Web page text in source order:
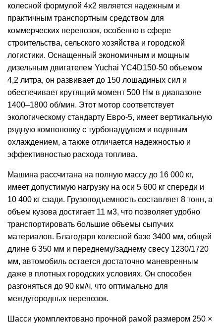
колесной формулой 4х2 является надежным и
практичным транспортным средством для
коммерческих перевозок, особенно в сфере
строительства, сельского хозяйства и городской
логистики. Оснащенный экономичным и мощным
дизельным двигателем Yuchai YC4D150-50 объемом
4,2 литра, он развивает до 150 лошадиных сил и
обеспечивает крутящий момент 500 Нм в диапазоне
1400–1800 об/мин. Этот мотор соответствует
экологическому стандарту Евро-5, имеет вертикальную
рядную компоновку с турбонаддувом и водяным
охлаждением, а также отличается надежностью и
эффективностью расхода топлива.
Машина рассчитана на полную массу до 16 000 кг,
имеет допустимую нагрузку на оси 5 600 кг спереди и
10 400 кг сзади. Грузоподъемность составляет 8 тонн, а
объем кузова достигает 11 м3, что позволяет удобно
транспортировать большие объемы сыпучих
материалов. Благодаря колесной базе 3400 мм, общей
длине 6 350 мм и переднему/заднему свесу 1230/1720
мм, автомобиль остается достаточно маневренным
даже в плотных городских условиях. Он способен
разгоняться до 90 км/ч, что оптимально для
междугородных перевозок.
Шасси укомплектовано прочной рамой размером 250 ×